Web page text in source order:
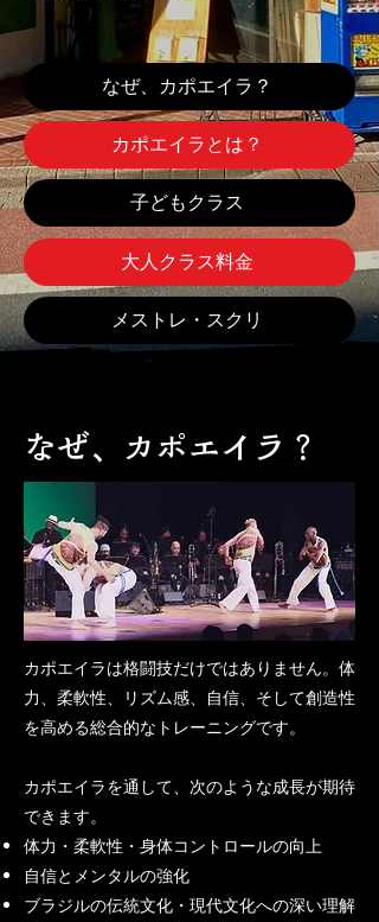
なぜ、カポエイラ？
カポエイラとは？
子どもクラス
大人クラス料金
メストレ・スクリ
なぜ、カポエイラ？
カポエイラは格闘技だけではありません。体
力、柔軟性、リズム感、自信、そして創造性
を高める総合的なトレーニングです。
カポエイラを通して、次のような成長が期待
できます。
体力・柔軟性・身体コントロールの向上
自信とメンタルの強化
ブラジルの伝統文化・現代文化への深い理解